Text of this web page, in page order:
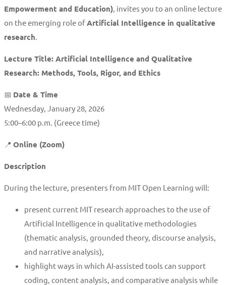
Empowerment and Education) , invites you to an online lecture
on the emerging role ofArtificial Intelligence in qualitative
research
Lecture Title: Artificial Intelligence and Qualitative
Research: Methods, Tools, Rigor, and Ethics
📅 Date & Time
Wednesday, January 28, 2026
5:00–6:00 p.m. (Greece time)
📍 Online (Zoom)
Description
During the lecture, presenters from MIT Open Learning will:
present current MIT research approaches to the use of
Artificial Intelligence in qualitative methodologies
(thematic analysis, grounded theory, discourse analysis,
and narrative analysis),
highlight ways in which AI-assisted tools can support
coding, content analysis, and comparative analysis while